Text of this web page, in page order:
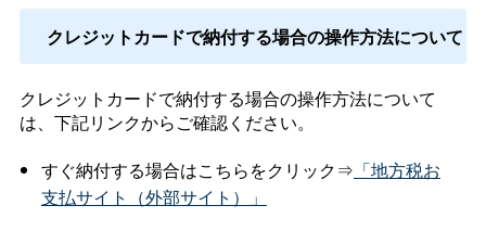
クレジットカードで納付する場合の操作方法について
クレジットカードで納付する場合の操作方法について
は、下記リンクからご確認ください。
すぐ納付する場合はこちらをクリック⇒ 「地方税お
支払サイト（外部サイト）」